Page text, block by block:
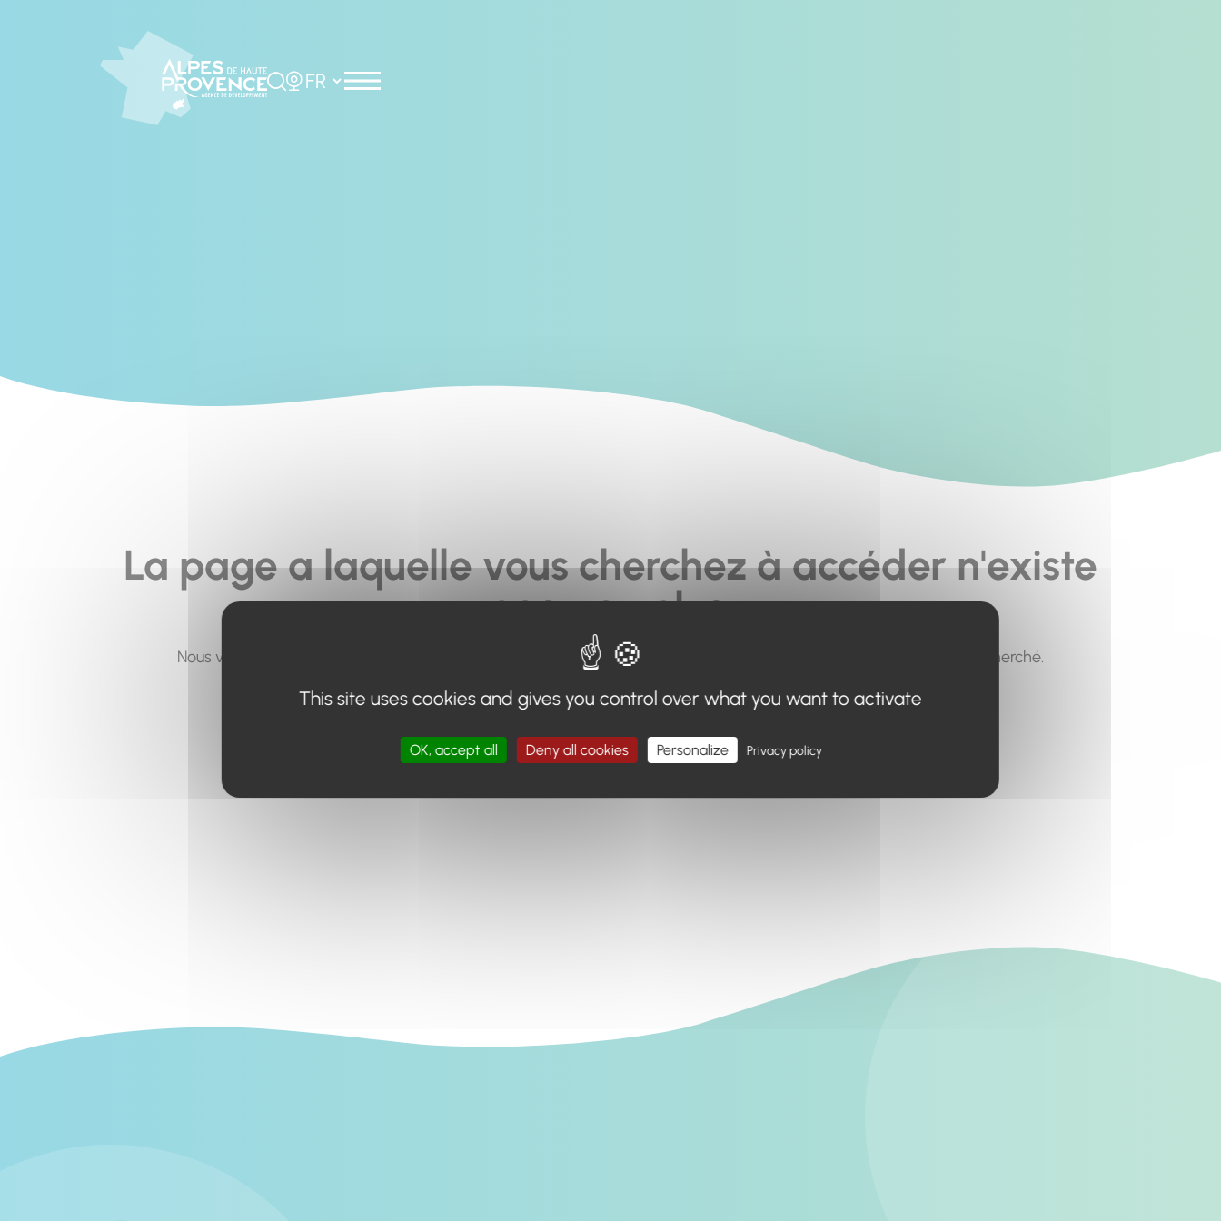
Rechercher
Choisir la langue
La page a laquelle vous cherchez à accéder n'existe
pas... ou plus.
Nous vous invitons à utiliser le moteur de recherche en haut de page, ou à utiliser le menu pour trouver le contenu recherché.
Retour à l'accueil
This site uses cookies and gives you control over what you want to activate
OK, accept all Deny all cookies Personalize Privacy policy